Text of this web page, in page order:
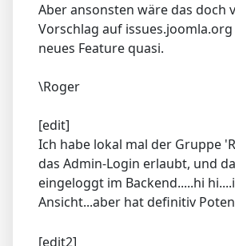
Aber ansonsten wäre das doch
Vorschlag auf
neues Feature quasi.
\Roger
[edit]
Ich habe lokal mal der Gruppe
das Admin-Login erlaubt, und
eingeloggt im Backend.....hi
Ansicht...aber hat definitiv
[edit2]